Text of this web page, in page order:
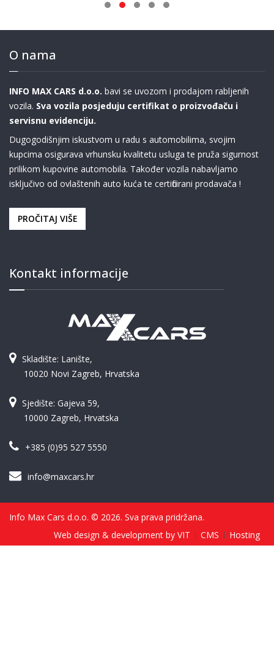
O nama
INFO MAX CARS d.o.o. bavi se uvozom i prodajom rabljenih
vozila. Sva vozila posjeduju certifikat o proizvođaču i
servisnu evidenciju.
Dugogodišnjim iskustvom u radu s automobilima, svojim
kupcima osigurava vrhunsku kvalitetu usluga te pruža sigurnost
prilikom kupovine automobila. Također vozila nabavljamo
isključivo od ovlaštenih auto kuća te certificirani prodavača !
PROČITAJ VIŠE
Kontakt informacije
Skladište: Lanište,
10020 Novi Zagreb, Hrvatska
Sjedište: Gajeva 59,
10000 Zagreb, Hrvatska
+385 (0)95 527 5550
info@maxcars.hr
Info Max Cars d.o.o. © 2026. Sva prava pridržana.
Web design & development by VIT
CMS Hosting